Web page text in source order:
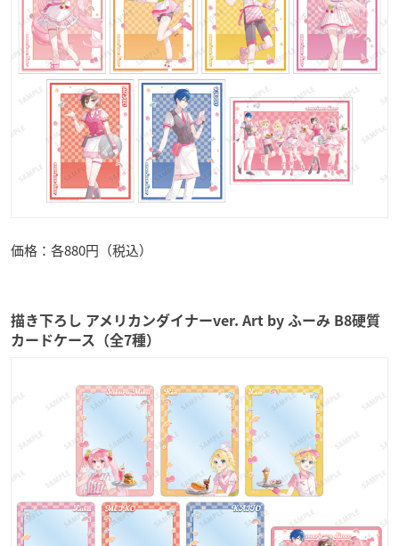
価格：各880円（税込）
描き下ろし アメリカンダイナーver. Art by ふーみ B8硬質
カードケース（全7種）